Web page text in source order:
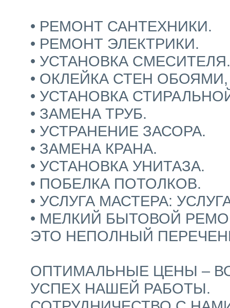
• РЕМОНТ САНТЕХНИКИ.
• РЕМОНТ ЭЛЕКТРИКИ.
• УСТАНОВКА СМЕСИТЕЛЯ.
• ОКЛЕЙКА СТЕН
• УСТАНОВКА
• ЗАМЕНА ТРУБ.
• УСТРАНЕНИЕ ЗАСОРА.
• ЗАМЕНА КРАНА.
• УСТАНОВКА УНИТАЗА.
• ПОБЕЛКА ПОТОЛКОВ.
• УСЛУГА МАСТЕРА:
• МЕЛКИЙ БЫТОВОЙ
ЭТО НЕПОЛНЫЙ
ОПТИМАЛЬНЫЕ ЦЕНЫ –
УСПЕХ НАШЕЙ РАБОТЫ.